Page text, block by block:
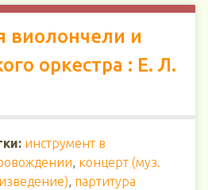
виолончели и
оркестра : Е. Л.
инструмент в
, концерт (муз.
, партитура